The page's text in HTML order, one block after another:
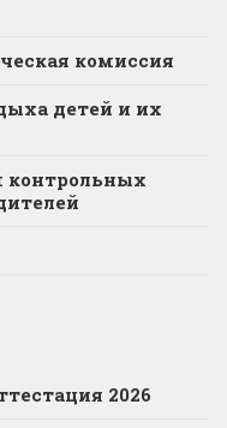
комиссия
детей и их
контрольных
2026